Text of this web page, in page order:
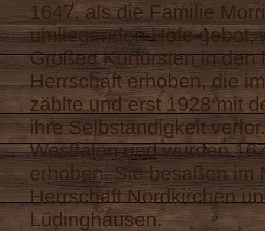
1647, als die Familie
umliegenden Höfe gebot,
Großen Kurfürsten in
Herrschaft erhoben, die
zählte und erst 1928 mit
ihre Selbständigkeit
Westfalen und wurden
erhoben. Sie besaßen im
Herrschaft Nordkirchen
Lüdinghausen.